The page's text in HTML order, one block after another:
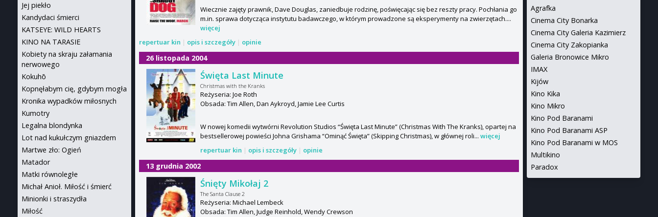
Wiecznie zajęty prawnik, Dave Douglas, zaniedbuje rodzinę, poświęcając się bez reszty pracy. Pochłania go
m.in. sprawa dotycząca instytutu badawczego, w którym prowadzone są eksperymenty na zwierzętach....
więcej
repertuar kin | opis i szczegóły | opinie
26 listopada 2004
Święta Last Minute
Christmas with the Kranks
Reżyseria: Joe Roth
Obsada: Tim Allen, Dan Aykroyd, Jamie Lee Curtis
W nowej komedii wytwórni Revolution Studios “Święta Last Minute” (Christmas With The Kranks), opartej na
bestsellerowej powieści Johna Grishama “Ominąć Święta” (Skipping Christmas), w głównej roli... więcej
repertuar kin | opis i szczegóły | opinie
13 grudnia 2002
Śnięty Mikołaj 2
The Santa Clause 2
Reżyseria: Michael Lembeck
Obsada: Tim Allen, Judge Reinhold, Wendy Crewson
Agrafka
Cinema City Bonarka
Cinema City Galeria Kazimierz
Cinema City Zakopianka
Galeria Bronowice Mikro
IMAX
Kijów
Kino Kika
Kino Mikro
Kino Pod Baranami
Kino Pod Baranami ASP
Kino Pod Baranami w MOS
Multikino
Paradox
Jej piekło
Kandydaci śmierci
KATSEYE: WILD HEARTS
KINO NA TARASIE
Kobiety na skraju załamania
nerwowego
Kokuhō
Kopnęłabym cię, gdybym mogła
Kronika wypadków miłosnych
Kumotry
Legalna blondynka
Lot nad kukułczym gniazdem
Martwe zło: Ogień
Matador
Matki równoległe
Michał Anioł. Miłość i śmierć
Minionki i straszydła
Miłość